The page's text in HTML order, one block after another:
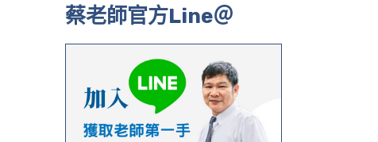
蔡老師官方Line＠